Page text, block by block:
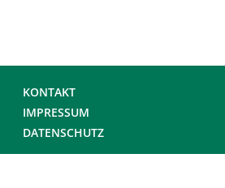
KONTAKT
IMPRESSUM
DATENSCHUTZ